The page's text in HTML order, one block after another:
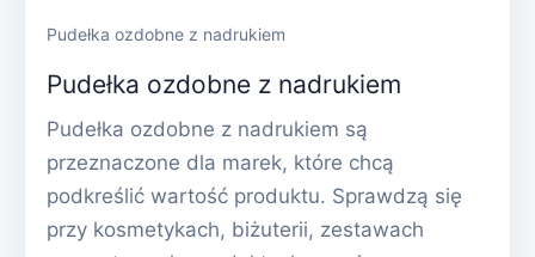
Pudełka ozdobne z nadrukiem
Pudełka ozdobne z nadrukiem
Pudełka ozdobne z nadrukiem są
przeznaczone dla marek, które chcą
podkreślić wartość produktu. Sprawdzą się
przy kosmetykach, biżuterii, zestawach